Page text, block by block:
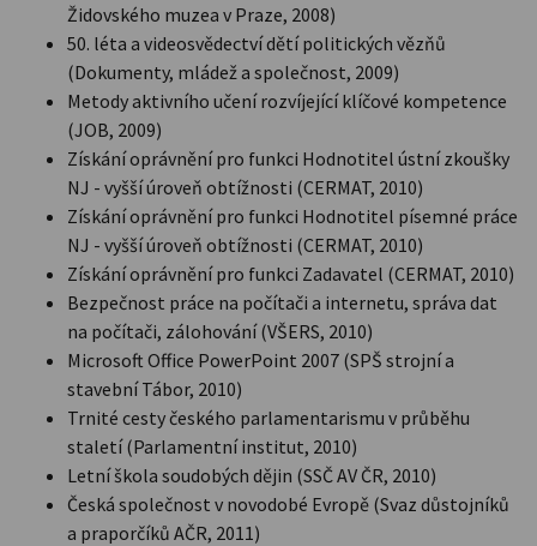
Židovského muzea v Praze, 2008)
50. léta a videosvědectví dětí politických vězňů
(Dokumenty, mládež a společnost, 2009)
Metody aktivního učení rozvíjející klíčové kompetence
(JOB, 2009)
Získání oprávnění pro funkci Hodnotitel ústní zkoušky
NJ - vyšší úroveň obtížnosti (CERMAT, 2010)
Získání oprávnění pro funkci Hodnotitel písemné práce
NJ - vyšší úroveň obtížnosti (CERMAT, 2010)
Získání oprávnění pro funkci Zadavatel (CERMAT, 2010)
Bezpečnost práce na počítači a internetu, správa dat
na počítači, zálohování (VŠERS, 2010)
Microsoft Office PowerPoint 2007 (SPŠ strojní a
stavební Tábor, 2010)
Trnité cesty českého parlamentarismu v průběhu
staletí (Parlamentní institut, 2010)
Letní škola soudobých dějin (SSČ AV ČR, 2010)
Česká společnost v novodobé Evropě (Svaz důstojníků
a praporčíků AČR, 2011)